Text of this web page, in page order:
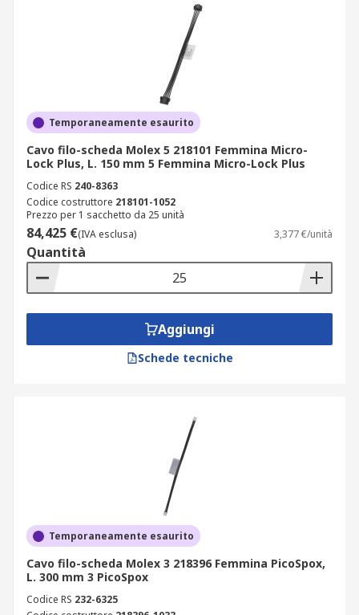
Temporaneamente esaurito
Cavo filo-scheda Molex 5 218101 Femmina Micro-
Lock Plus, L. 150 mm 5 Femmina Micro-Lock Plus
Codice RS 240-8363
Codice costruttore 218101-1052
Prezzo per 1 sacchetto da 25 unità
84,425 €(IVA esclusa) 3,377 €/unità
Quantità
Aggiungi
Schede tecniche
Temporaneamente esaurito
Cavo filo-scheda Molex 3 218396 Femmina PicoSpox,
L. 300 mm 3 PicoSpox
Codice RS 232-6325